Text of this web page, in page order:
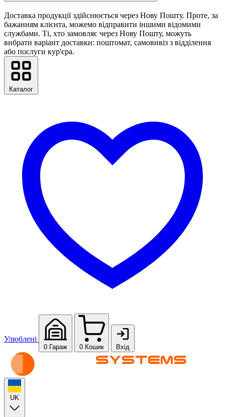
Доставка продукції здійснюється через Нову Пошту. Проте, за
бажанням клієнта, можемо відправити іншими відомими
службами. Ті, хто замовляє через Нову Пошту, можуть
вибрати варіант доставки: поштомат, самовивіз з відділення
або послуги кур'єра.
Каталог
Улюблені
0 Гараж 0 Кошик Вхід